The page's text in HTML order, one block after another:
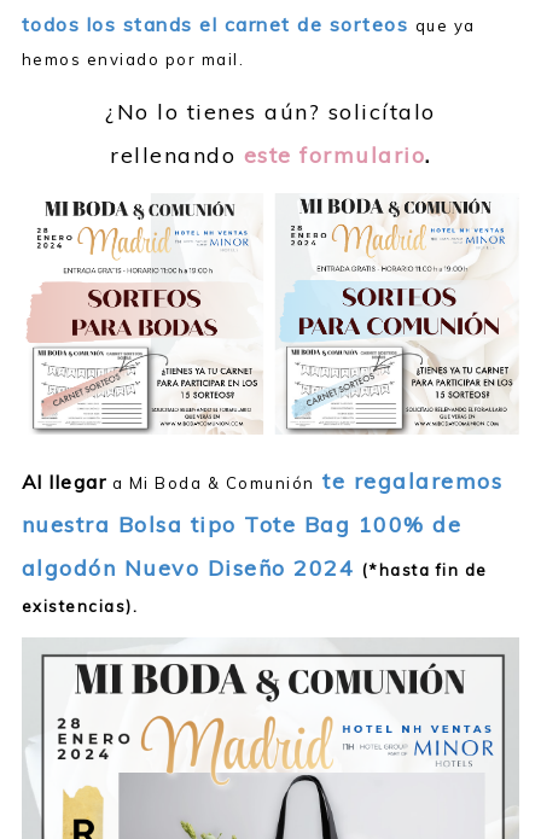
todos los stands el carnet de sorteos que ya
hemos enviado por mail.
¿No lo tienes aún? solicítalo
rellenando este formulario.
Al llegar a Mi Boda & Comunión te regalaremos
nuestra Bolsa tipo Tote Bag 100% de
algodón Nuevo Diseño 2024 (*hasta fin de
existencias).